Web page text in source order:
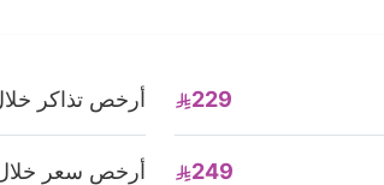
229 أرخص تذاكر خلال ال7 أيام
249 أرخص سعر خلال ال30 يومًا